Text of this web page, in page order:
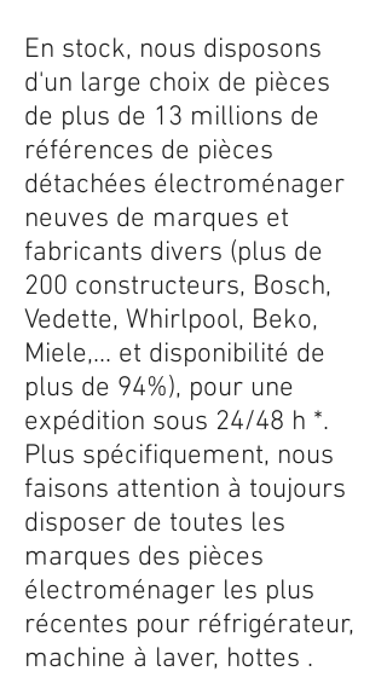
En stock, nous disposons
d'un large choix de pièces
de plus de 13 millions de
références de pièces
détachées électroménager
neuves de marques et
fabricants divers (plus de
200 constructeurs, Bosch,
Vedette, Whirlpool, Beko,
Miele,... et disponibilité de
plus de 94%), pour une
expédition sous 24/48 h *.
Plus spécifiquement, nous
faisons attention à toujours
disposer de toutes les
marques des pièces
électroménager les plus
récentes pour réfrigérateur,
machine à laver, hottes .